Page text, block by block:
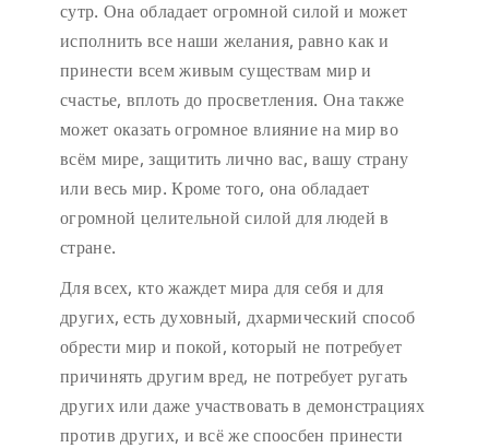
сутр. Она обладает огромной силой и может
исполнить все наши желания, равно как и
принести всем живым существам мир и
счастье, вплоть до просветления. Она также
может оказать огромное влияние на мир во
всём мире, защитить лично вас, вашу страну
или весь мир. Кроме того, она обладает
огромной целительной силой для людей в
стране.
Для всех, кто жаждет мира для себя и для
других, есть духовный, дхармический способ
обрести мир и покой, который не потребует
причинять другим вред, не потребует ругать
других или даже участвовать в демонстрациях
против других, и всё же споосбен принести